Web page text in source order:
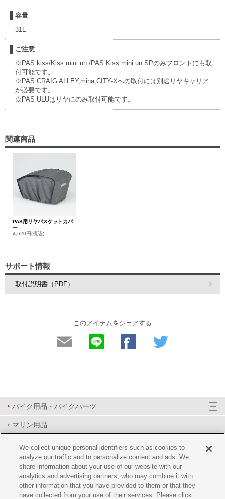
容量
31L
ご注意
※PAS kiss/Kiss mini un /PAS Kiss mini un SPのみフロントにも取
付可能です。
※PAS CRAIG ALLEY,mina,CITY-Xへの取付には別途リヤキャリア
が必要です。
※PAS ULUはリヤにのみ取付可能です。
関連商品
PAS用リヤバスケットカバ
ー
4,620円(税込)
サポート情報
取付説明書（PDF）
このアイテムをシェアする
バイク用品・バイクパーツ
マリン用品
PAS/YPJ用品
その他用品
イベント&エンターテイメント
We collect unique personal identifiers such as cookies to
analyze our traffic and to personalize content and ads. We
share information about your use of our website with our
analytics and advertising partners, who may combine it with
other information that you have provided to them or that they
have collected from your use of their services. Please click